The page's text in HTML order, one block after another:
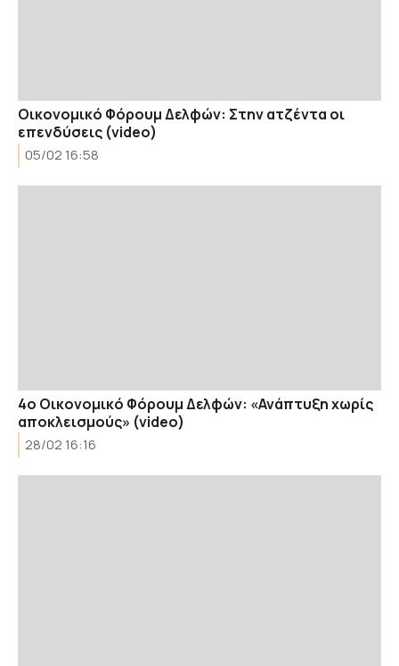
Οικονομικό Φόρουμ Δελφών: Στην ατζέντα οι
επενδύσεις (video)
05/02 16:58
4ο Οικονομικό Φόρουμ Δελφών: «Ανάπτυξη χωρίς
αποκλεισμούς» (video)
28/02 16:16